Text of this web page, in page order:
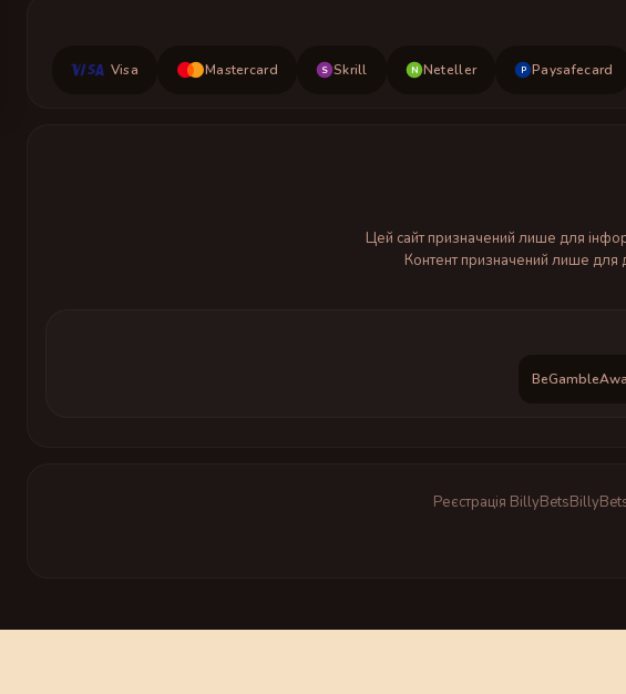
Visa Mastercard S Skrill N Neteller P Paysafecard
Цей сайт призначений лише для
Контент призначений лише для
Реєстрація BillyBets